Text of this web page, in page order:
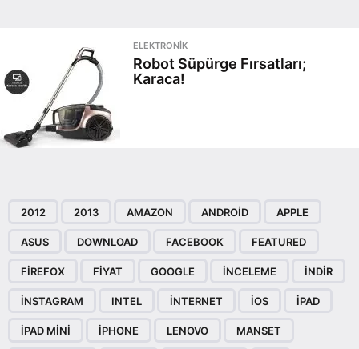
ELEKTRONIK
Robot Süpürge Fırsatları;
Karaca!
2012 2013 AMAZON ANDROID APPLE
ASUS DOWNLOAD FACEBOOK FEATURED
FIREFOX FIYAT GOOGLE INCELEME INDIR
INSTAGRAM INTEL INTERNET IOS IPAD
IPAD MINI IPHONE LENOVO MANSET